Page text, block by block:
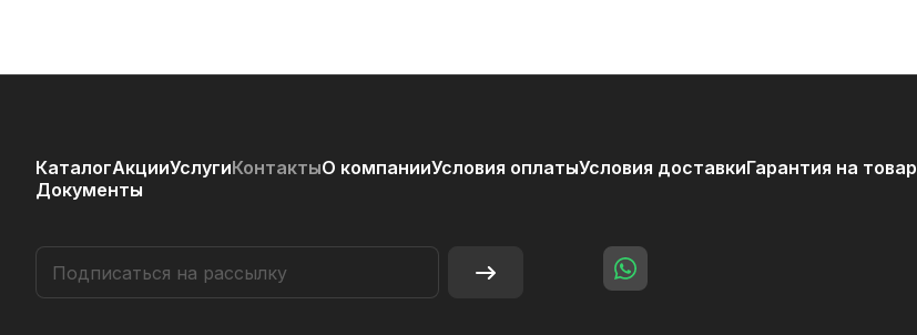
КаталогАкцииУслугиКонтактыО компанииУсловия оплатыУсловия доставкиГарантия на товар
Документы